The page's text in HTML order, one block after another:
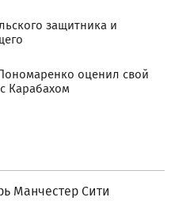
защитника и
оценил свой
Карабахом
Манчестер Сити